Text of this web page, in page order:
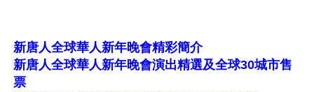
新唐人全球華人新年晚會精彩簡介
新唐人全球華人新年晚會演出精選及全球30城市售
票